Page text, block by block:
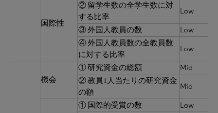
国際性
② 留学生数の全学生数に対
する比率
Low
③ 外国人教員の数
Low
④ 外国人教員数の全教員数
に対する比率
Low
機会
① 研究資金の総額
Mid
② 教員1人当たりの研究資金
の額
Mid
① 国際的受賞の数
Low